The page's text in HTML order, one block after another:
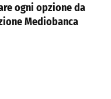
ogni opzione da
Mediobanca